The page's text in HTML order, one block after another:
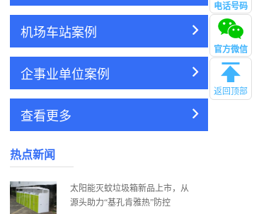
机场车站案例
企事业单位案例
查看更多
热点新闻
太阳能灭蚊垃圾箱新品上市，从
源头助力“基孔肯雅热”防控
电话号码
管理
官方微信
返回顶部